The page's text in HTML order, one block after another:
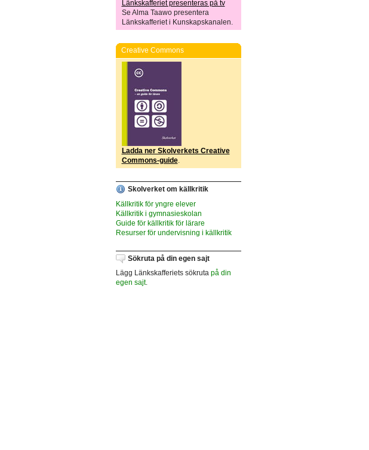
Länkskafferiet presenteras på tv
Se Alma Taawo presentera
Länkskafferiet i Kunskapskanalen.
Creative Commons
Ladda ner Skolverkets Creative
Commons-guide.
Skolverket om källkritik
Källkritik för yngre elever
Källkritik i gymnasieskolan
Guide för källkritik för lärare
Resurser för undervisning i källkritik
Sökruta på din egen sajt
Lägg Länkskafferiets sökruta på din
egen sajt.